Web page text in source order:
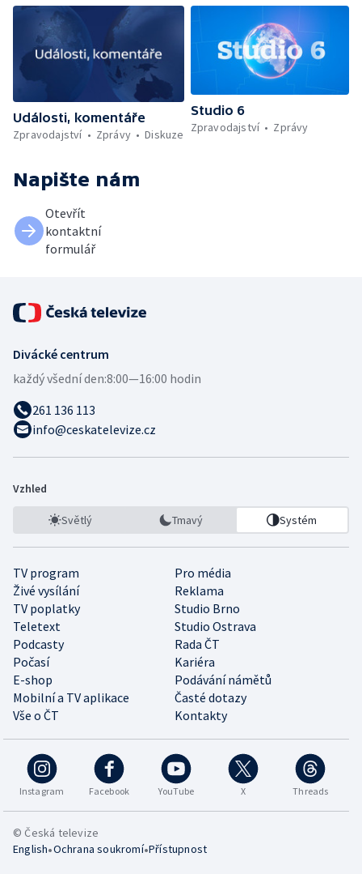
Události, komentáře
Zpravodajství
Zprávy Diskuze
Studio 6
Zpravodajství
Zprávy
Napište nám
Otevřít
kontaktní
formulář
Divácké centrum
každý všední den:8:00—16:00 hodin
261 136 113
info@ceskatelevize.cz
Vzhled
Světlý Tmavý Systém
TV program
Pro média
Živé vysílání
Reklama
TV poplatky
Studio Brno
Teletext
Studio Ostrava
Podcasty
Rada ČT
Počasí
Kariéra
E-shop
Podávání námětů
Mobilní a TV aplikace
Časté dotazy
Vše o ČT
Kontakty
Instagram Facebook YouTube X Threads
© Česká televize
English•Ochrana soukromí•Přístupnost